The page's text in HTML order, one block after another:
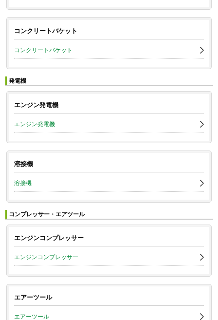
コンクリートバケット
コンクリートバケット
発電機
エンジン発電機
エンジン発電機
溶接機
溶接機
コンプレッサー・エアツール
エンジンコンプレッサー
エンジンコンプレッサー
エアーツール
エアーツール